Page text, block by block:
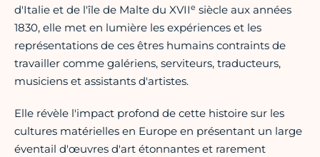
d'Italie et de l'île de Malte du XVIIe siècle aux années
1830, elle met en lumière les expériences et les
représentations de ces êtres humains contraints de
travailler comme galériens, serviteurs, traducteurs,
musiciens et assistants d'artistes.
Elle révèle l'impact profond de cette histoire sur les
cultures matérielles en Europe en présentant un large
éventail d'œuvres d'art étonnantes et rarement